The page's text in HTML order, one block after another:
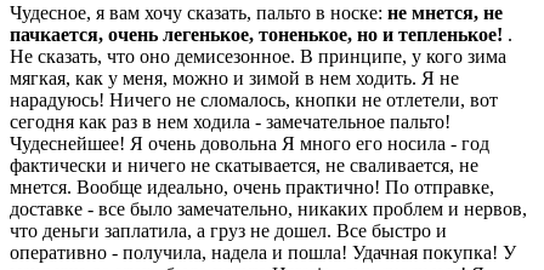
Чудесное, я вам хочу сказать, пальто в носке: не мнется, не
пачкается, очень легенькое, тоненькое, но и тепленькое! .
Не сказать, что оно демисезонное. В принципе, у кого зима
мягкая, как у меня, можно и зимой в нем ходить. Я не
нарадуюсь! Ничего не сломалось, кнопки не отлетели, вот
сегодня как раз в нем ходила - замечательное пальто!
Чудеснейшее! Я очень довольна Я много его носила - год
фактически и ничего не скатывается, не сваливается, не
мнется. Вообще идеально, очень практично! По отправке,
доставке - все было замечательно, никаких проблем и нервов,
что деньги заплатила, а груз не дошел. Все быстро и
оперативно - получила, надела и пошла! Удачная покупка! У